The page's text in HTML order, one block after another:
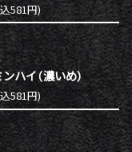
581円)
ハイ（濃いめ）
581円)